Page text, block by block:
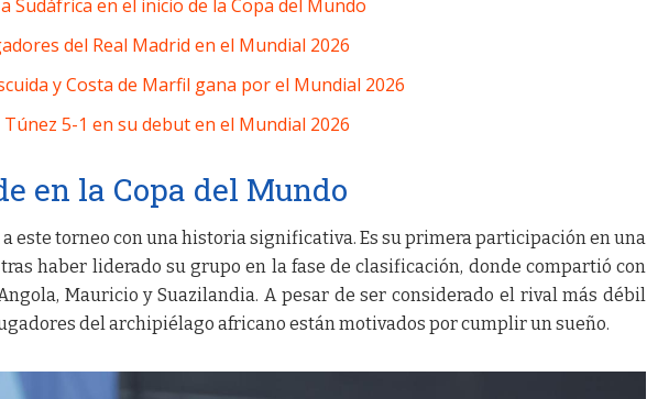
Sudáfrica en el inicio de la Copa del Mundo
del Real Madrid en el Mundial 2026
y Costa de Marfil gana por el Mundial 2026
Túnez 5-1 en su debut en el Mundial 2026
en la Copa del Mundo
a este torneo con una historia significativa. Es su primera participación en una
haber liderado su grupo en la fase de clasificación, donde compartió con
Mauricio y Suazilandia. A pesar de ser considerado el rival más débil
del archipiélago africano están motivados por cumplir un sueño.